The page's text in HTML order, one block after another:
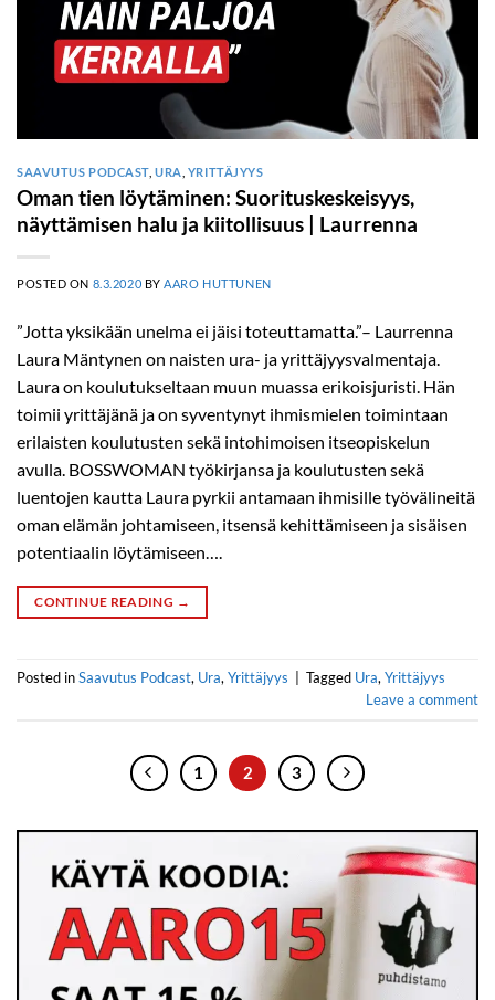
SAAVUTUS PODCAST,URA YRITTÄJYYS
Oman tien löytäminen: Suorituskeskeisyys,
näyttämisen halu ja kiitollisuus | Laurrenna
POSTED ON 8.3.2020 BYAARO HUTTUNEN
”Jotta yksikään unelma ei jäisi toteuttamatta.”– Laurrenna
Laura Mäntynen on naisten ura- ja yrittäjyysvalmentaja.
Laura on koulutukseltaan muun muassa erikoisjuristi. Hän
toimii yrittäjänä ja on syventynyt ihmismielen toimintaan
erilaisten koulutusten sekä intohimoisen itseopiskelun
avulla. BOSSWOMAN työkirjansa ja koulutusten sekä
luentojen kautta Laura pyrkii antamaan ihmisille työvälineitä
oman elämän johtamiseen, itsensä kehittämiseen ja sisäisen
potentiaalin löytämiseen….
CONTINUE READING →
Posted inSaavutus Podcast, Ura, Yrittäjyys Tagged Ura, Yrittäjyys
Leave a comment
1 2 3